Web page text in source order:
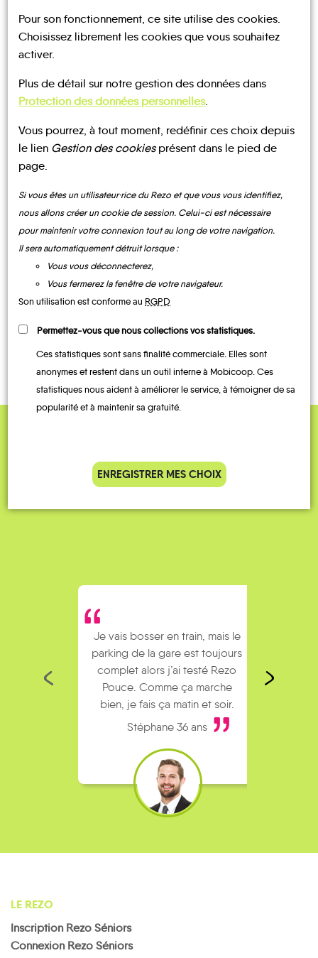
UN AVIS, UN TÉMOIGNAGE
À PARTAGER ?
CONTACTEZ-NOUS !
Les infosMOBILITE
BUS LOCATIONSCOVOITURAGE
QUELQUES
Témoignages
Je vais bosser en train, mais le
parking de la gare est toujours
complet alors j’ai testé Rezo
Pouce. Comme ça marche
bien, je fais ça matin et soir.
Stéphane 36 ans
LE REZO
Inscription Rezo Séniors
Connexion Rezo Séniors
Pour son fonctionnement, ce site utilise des cookies.
Choisissez librement les cookies que vous souhaitez
activer.
Plus de détail sur notre gestion des données dans
Protection des données personnelles.
Vous pourrez, à tout moment, redéfinir ces choix depuis
le lien Gestion des cookiesprésent dans le pied de
page.
Si vous êtes un utilisateur·rice du Rezo et que vous vous identifiez,
nous allons créer un cookie de session. Celui-ci est nécessaire
pour maintenir votre connexion tout au long de votre navigation.
Il sera automatiquement détruit lorsque :
Vous vous déconnecterez,
Vous fermerez la fenêtre de votre navigateur.
Son utilisation est conforme au RGPD
Permettez-vous que nous collections vos statistiques.
Ces statistiques sont sans finalité commerciale. Elles sont
anonymes et restent dans un outil interne à Mobicoop. Ces
statistiques nous aident à améliorer le service, à témoigner de sa
popularité et à maintenir sa gratuité.
ENREGISTRER MES CHOIX